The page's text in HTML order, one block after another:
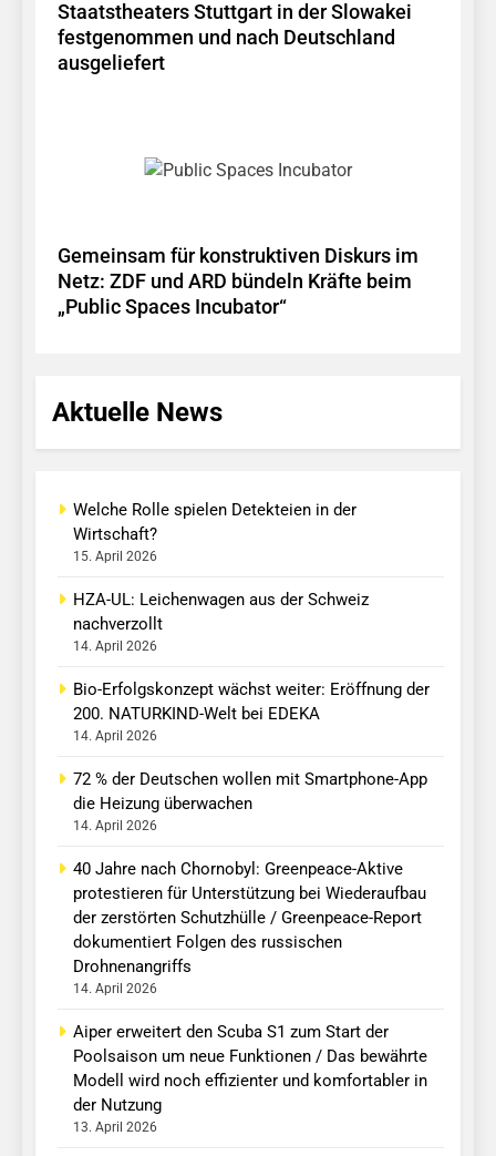
Staatstheaters Stuttgart in der Slowakei
festgenommen und nach Deutschland
ausgeliefert
Gemeinsam für konstruktiven Diskurs im
Netz: ZDF und ARD bündeln Kräfte beim
„Public Spaces Incubator“
Aktuelle News
Welche Rolle spielen Detekteien in der
Wirtschaft?
15. April 2026
HZA-UL: Leichenwagen aus der Schweiz
nachverzollt
14. April 2026
Bio-Erfolgskonzept wächst weiter: Eröffnung der
200. NATURKIND-Welt bei EDEKA
14. April 2026
72 % der Deutschen wollen mit Smartphone-App
die Heizung überwachen
14. April 2026
40 Jahre nach Chornobyl: Greenpeace-Aktive
protestieren für Unterstützung bei Wiederaufbau
der zerstörten Schutzhülle / Greenpeace-Report
dokumentiert Folgen des russischen
Drohnenangriffs
14. April 2026
Aiper erweitert den Scuba S1 zum Start der
Poolsaison um neue Funktionen / Das bewährte
Modell wird noch effizienter und komfortabler in
der Nutzung
13. April 2026